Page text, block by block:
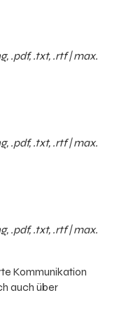
.pdf, .txt, .rtf | max.
.pdf, .txt, .rtf | max.
.pdf, .txt, .rtf | max.
Kommunikation
auch über